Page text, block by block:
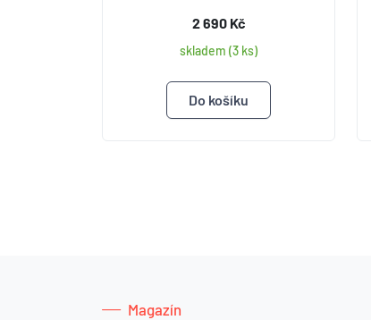
2 690 Kč
skladem (3 ks)
Magazín